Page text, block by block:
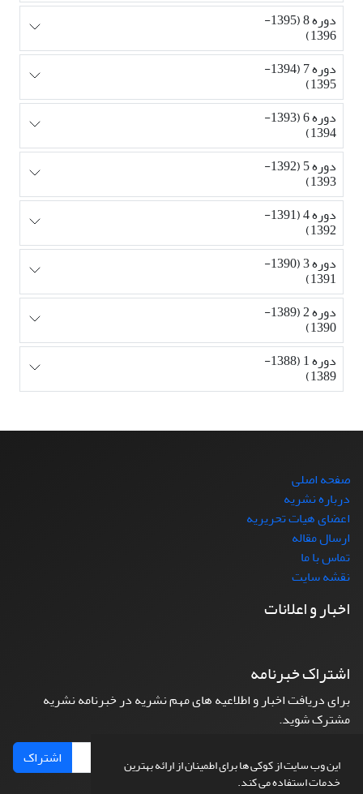
این وب سایت از کوکی ها برای اطمینان از ارائه بهترین
خدمات استفاده می کند.
دوره 8 (1395-
1396)
دوره 7 (1394-
1395)
دوره 6 (1393-
1394)
دوره 5 (1392-
1393)
دوره 4 (1391-
1392)
دوره 3 (1390-
1391)
دوره 2 (1389-
1390)
دوره 1 (1388-
1389)
صفحه اصلی
درباره نشریه
اعضای هیات تحریریه
ارسال مقاله
تماس با ما
نقشه سایت
اخبار و اعلانات
اشتراک خبرنامه
برای دریافت اخبار و اطلاعیه های مهم نشریه در خبرنامه نشریه
مشترک شوید.
اشتراک